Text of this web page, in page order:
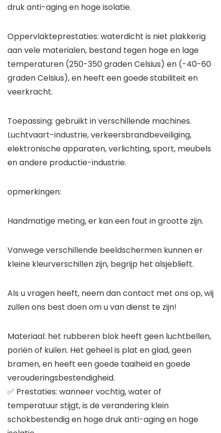
druk anti-aging en hoge isolatie.
Oppervlakteprestaties: waterdicht is niet plakkerig
aan vele materialen, bestand tegen hoge en lage
temperaturen (250-350 graden Celsius) en (-40-60
graden Celsius), en heeft een goede stabiliteit en
veerkracht.
Toepassing: gebruikt in verschillende machines.
Luchtvaart-industrie, verkeersbrandbeveiliging,
elektronische apparaten, verlichting, sport, meubels
en andere productie-industrie.
opmerkingen:
Handmatige meting, er kan een fout in grootte zijn.
Vanwege verschillende beeldschermen kunnen er
kleine kleurverschillen zijn, begrijp het alsjeblieft.
Als u vragen heeft, neem dan contact met ons op, wij
zullen ons best doen om u van dienst te zijn!
Materiaal: het rubberen blok heeft geen luchtbellen,
poriën of kuilen. Het geheel is plat en glad, geen
bramen, en heeft een goede taaiheid en goede
verouderingsbestendigheid.
✅ Prestaties: wanneer vochtig, water of
temperatuur stijgt, is de verandering klein
schokbestendig en hoge druk anti-aging en hoge